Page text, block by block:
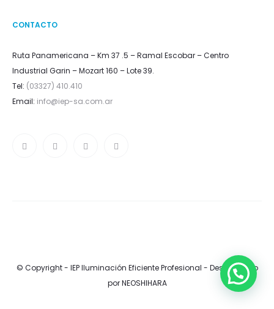
CONTACTO
Ruta Panamericana – Km 37 .5 – Ramal Escobar – Centro
Industrial Garin – Mozart 160 – Lote 39.
Tel: (03327) 410.410
Email: info@iep-sa.com.ar
© Copyright - IEP Iluminación Eficiente Profesional - Desarrollado
por NEOSHIHARA